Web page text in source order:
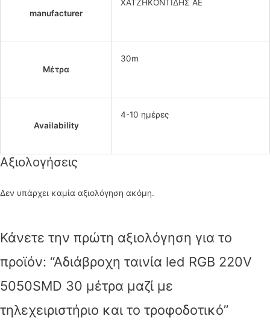
manufacturer
ΧΑΤΖΗΚΟΝΤΙΔΗΣ ΑΕ
Μέτρα
30m
Availability
4-10 ημέρες
Αξιολογήσεις
Δεν υπάρχει καμία αξιολόγηση ακόμη.
Κάνετε την πρώτη αξιολόγηση για το
προϊόν: “Αδιάβροχη ταινία led RGB 220V
5050SMD 30 μέτρα μαζί με
τηλεχειριστήριο και το τροφοδοτικό”